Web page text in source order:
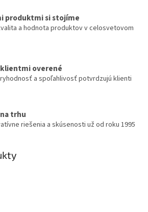
produktmi si stojíme
a hodnota produktov v celosvetovom
overené
a spoľahlivosť potvrdzujú klienti
trhu
riešenia a skúsenosti už od roku 1995